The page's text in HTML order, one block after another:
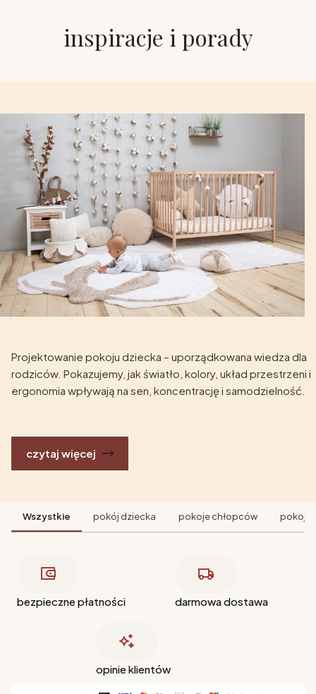
inspiracje i porady
Projektowanie pokoju dziecka – uporządkowana wiedza dla
rodziców. Pokazujemy, jak światło, kolory, układ przestrzeni i
ergonomia wpływają na sen, koncentrację i samodzielność.
czytaj więcej
Wszystkie pokój dziecka pokoje chłopców pokoje
bezpieczne płatności darmowa dostawa
opinie klientów